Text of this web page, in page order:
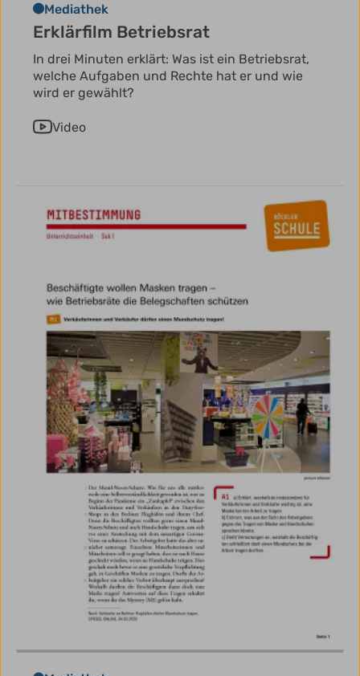
Mediathek
Erklärfilm Betriebsrat
In drei Minuten erklärt: Was ist ein Betriebsrat,
welche Aufgaben und Rechte hat er und wie
wird er gewählt?
Video